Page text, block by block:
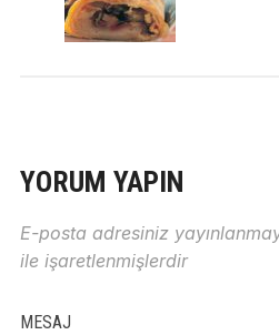
YORUM YAPIN
E-posta adresiniz
ile işaretlenmişlerdir
MESAJ